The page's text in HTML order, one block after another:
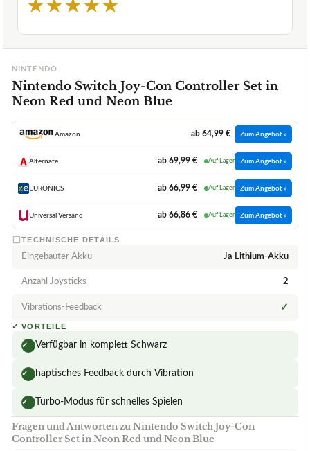
★★★★★
NINTENDO
Nintendo Switch Joy-Con Controller Set in
Neon Red und Neon Blue
Amazon ab 64,99 € Zum Angebot »
Alternate ab 69,99 € Auf Lager Zum Angebot »
EURONICS ab 66,99 € Auf Lager Zum Angebot »
Universal Versand ab 66,86 € Auf Lager Zum Angebot »
TECHNISCHE DETAILS
Eingebauter Akku Ja Lithium-Akku
Anzahl Joysticks 2
Vibrations-Feedback ✓
✓ VORTEILE
✓ Verfügbar in komplett Schwarz
✓ haptisches Feedback durch Vibration
✓ Turbo-Modus für schnelles Spielen
Fragen und Antworten zu Nintendo Switch Joy-Con
Controller Set in Neon Red und Neon Blue